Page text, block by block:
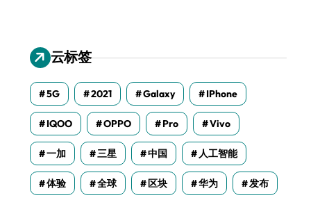
云标签
5G 2021 Galaxy IPhone
IQOO OPPO Pro Vivo
一加 三星 中国 人工智能
体验 全球 区块 华为 发布